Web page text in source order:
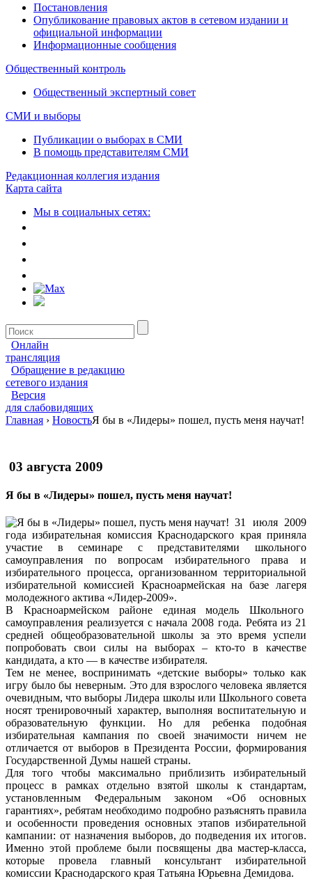
Постановления
Опубликование правовых актов в сетевом издании и
официальной информации
Информационные сообщения
Общественный контроль
Общественный экспертный совет
СМИ и выборы
Публикации о выборах в СМИ
В помощь представителям СМИ
Редакционная коллегия издания
Карта сайта
Мы в социальных сетях:
Онлайн
трансляция
Обращение в редакцию
сетевого издания
Версия
для слабовидящих
Главная › НовостьЯ бы в «Лидеры» пошел, пусть меня научат!
03 августа 2009
Я бы в «Лидеры» пошел, пусть меня научат!
31 июля 2009
года избирательная комиссия Краснодарского края приняла
участие в семинаре с представителями школьного
самоуправления по вопросам избирательного права и
избирательного процесса, организованном территориальной
избирательной комиссией Красноармейская на базе лагеря
молодежного актива «Лидер-2009».
В Красноармейском районе единая модель Школьного
самоуправления реализуется с начала 2008 года. Ребята из 21
средней общеобразовательной школы за это время успели
попробовать свои силы на выборах – кто-то в качестве
кандидата, а кто — в качестве избирателя.
Тем не менее, воспринимать «детские выборы» только как
игру было бы неверным. Это для взрослого человека является
очевидным, что выборы Лидера школы или Школьного совета
носят тренировочный характер, выполняя воспитательную и
образовательную функции. Но для ребенка подобная
избирательная кампания по своей значимости ничем не
отличается от выборов в Президента России, формирования
Государственной Думы нашей страны.
Для того чтобы максимально приблизить избирательный
процесс в рамках отдельно взятой школы к стандартам,
установленным Федеральным законом «Об основных
гарантиях», ребятам необходимо подробно разъяснять правила
и особенности проведения основных этапов избирательной
кампании: от назначения выборов, до подведения их итогов.
Именно этой проблеме были посвящены два мастер-класса,
которые провела главный консультант избирательной
комиссии Краснодарского края Татьяна Юрьевна Демидова.